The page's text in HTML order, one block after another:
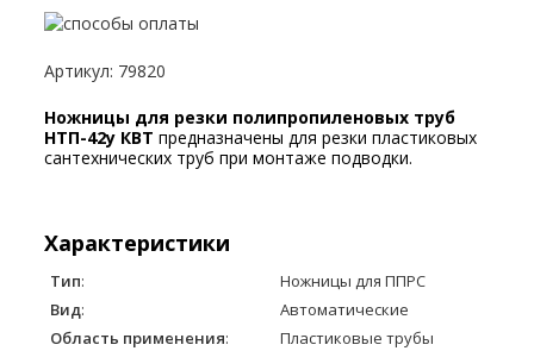
Артикул: 79820
Ножницы для резки полипропиленовых труб
НТП-42у КВТ предназначены для резки пластиковых
сантехнических труб при монтаже подводки.
Характеристики
Тип:
Ножницы для ППРС
Вид:
Автоматические
Область применения:
Пластиковые трубы